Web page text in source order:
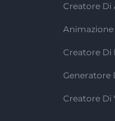
Creatore Di
Animazione
Creatore Di
Generatore
Creatore Di